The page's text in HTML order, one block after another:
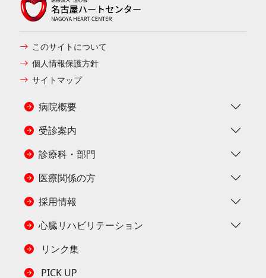
このサイトについて
個人情報保護方針
サイトマップ
病院概要
受診案内
診療科・部門
医療関係の方
採用情報
心臓リハビリテーション
リンク集
PICK UP